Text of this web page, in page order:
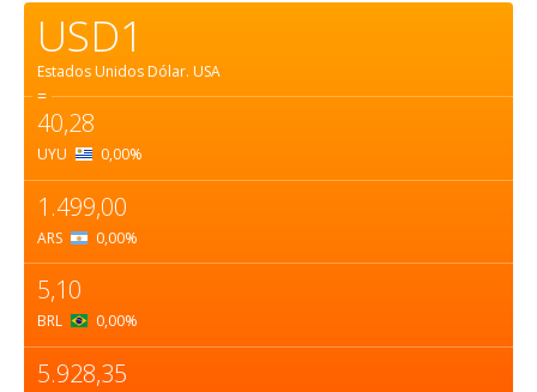
USD1
Estados Unidos Dólar. USA
=
40,28
UYU 0,00%
1.499,00
ARS 0,00%
5,10
BRL 0,00%
5.928,35